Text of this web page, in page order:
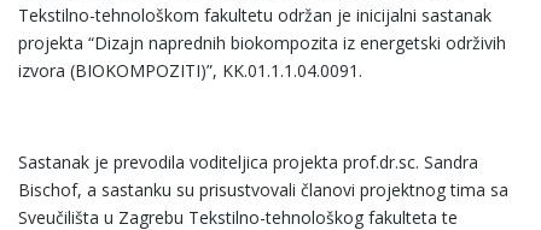
Tekstilno-tehnološkom fakultetu održan je inicijalni sastanak
projekta “Dizajn naprednih biokompozita iz energetski održivih
izvora (BIOKOMPOZITI)”, KK.01.1.1.04.0091.
Sastanak je prevodila voditeljica projekta prof.dr.sc. Sandra
Bischof, a sastanku su prisustvovali članovi projektnog tima sa
Sveučilišta u Zagrebu Tekstilno-tehnološkog fakulteta te